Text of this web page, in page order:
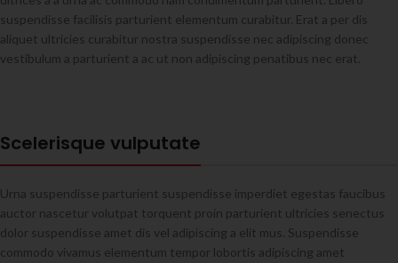
suspendisse facilisis parturient elementum curabitur. Erat a per dis
aliquet ultricies curabitur nostra suspendisse nec adipiscing donec
vestibulum a parturient a ac ut non adipiscing penatibus nec erat.
Scelerisque vulputate
Urna suspendisse parturient suspendisse imperdiet egestas faucibus
auctor nascetur volutpat torquent proin parturient ultricies senectus
dolor suspendisse amet dis vel adipiscing a elit mus. Suspendisse
commodo vivamus elementum tempor lobortis adipiscing amet